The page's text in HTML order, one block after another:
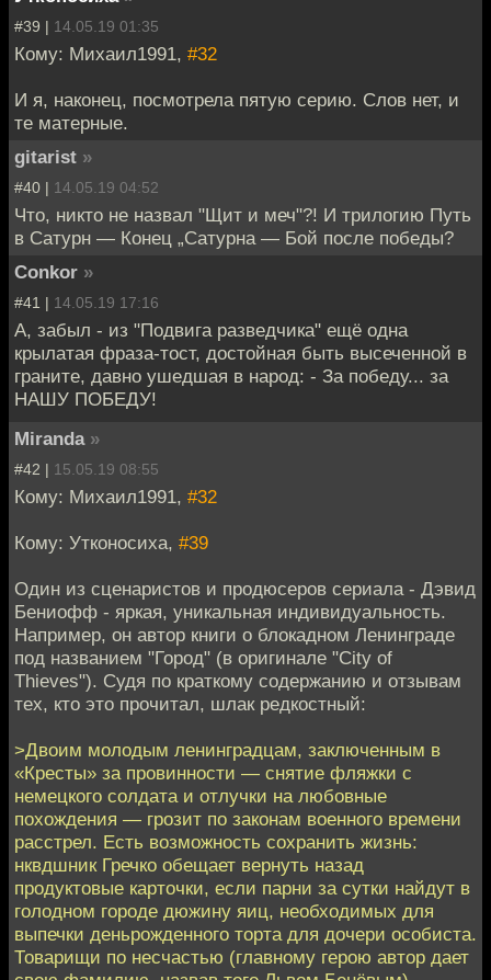
#39 | 14.05.19 01:35
Кому: Михаил1991, #32
И я, наконец, посмотрела пятую серию. Слов нет, и
те матерные.
gitarist »
#40 | 14.05.19 04:52
Что, никто не назвал "Щит и меч"?! И трилогию Путь
в Сатурн — Конец „Сатурна — Бой после победы?
Conkor »
#41 | 14.05.19 17:16
А, забыл - из "Подвига разведчика" ещё одна
крылатая фраза-тост, достойная быть высеченной в
граните, давно ушедшая в народ: - За победу... за
НАШУ ПОБЕДУ!
Miranda »
#42 | 15.05.19 08:55
Кому: Михаил1991, #32
Кому: Утконосиха, #39
Один из сценаристов и продюсеров сериала - Дэвид
Бениофф - яркая, уникальная индивидуальность.
Например, он автор книги о блокадном Ленинграде
под названием "Город" (в оригинале "City of
Thieves"). Судя по краткому содержанию и отзывам
тех, кто это прочитал, шлак редкостный:
>Двоим молодым ленинградцам, заключенным в
«Кресты» за провинности — снятие фляжки с
немецкого солдата и отлучки на любовные
похождения — грозит по законам военного времени
расстрел. Есть возможность сохранить жизнь:
нквдшник Гречко обещает вернуть назад
продуктовые карточки, если парни за сутки найдут в
голодном городе дюжину яиц, необходимых для
выпечки деньрожденного торта для дочери особиста.
Товарищи по несчастью (главному герою автор дает